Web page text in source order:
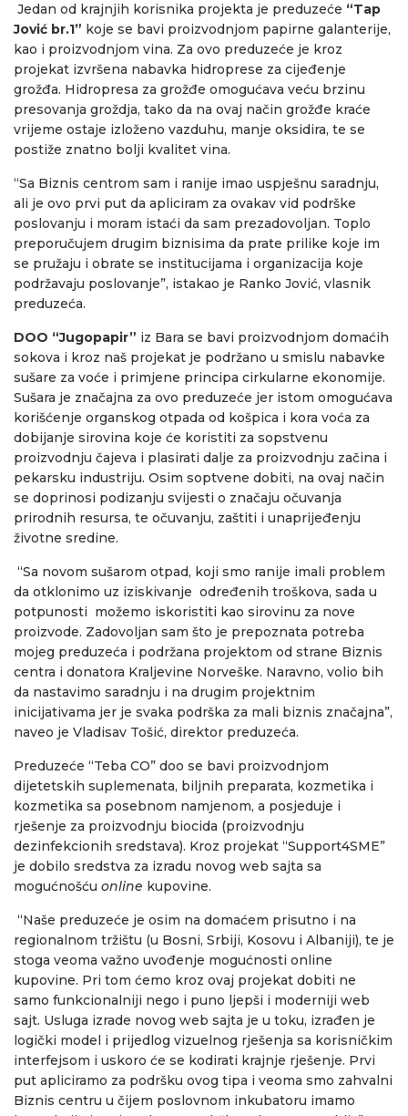
Jedan od krajnjih korisnika projekta je preduzeće “Tap
Jović br.1” koje se bavi proizvodnjom papirne galanterije,
kao i proizvodnjom vina. Za ovo preduzeće je kroz
projekat izvršena nabavka hidroprese za cijeđenje
grožđa. Hidropresa za grožđe omogućava veću brzinu
presovanja groždja, tako da na ovaj način grožđe kraće
vrijeme ostaje izloženo vazduhu, manje oksidira, te se
postiže znatno bolji kvalitet vina.
“Sa Biznis centrom sam i ranije imao uspješnu saradnju,
ali je ovo prvi put da apliciram za ovakav vid podrške
poslovanju i moram istaći da sam prezadovoljan. Toplo
preporučujem drugim biznisima da prate prilike koje im
se pružaju i obrate se institucijama i organizacija koje
podržavaju poslovanje”, istakao je Ranko Jović, vlasnik
preduzeća.
DOO “Jugopapir” iz Bara se bavi proizvodnjom domaćih
sokova i kroz naš projekat je podržano u smislu nabavke
sušare za voće i primjene principa cirkularne ekonomije.
Sušara je značajna za ovo preduzeće jer istom omogućava
korišćenje organskog otpada od košpica i kora voća za
dobijanje sirovina koje će koristiti za sopstvenu
proizvodnju čajeva i plasirati dalje za proizvodnju začina i
pekarsku industriju. Osim soptvene dobiti, na ovaj način
se doprinosi podizanju svijesti o značaju očuvanja
prirodnih resursa, te očuvanju, zaštiti i unaprijeđenju
životne sredine.
“Sa novom sušarom otpad, koji smo ranije imali problem
da otklonimo uz iziskivanje određenih troškova, sada u
potpunosti možemo iskoristiti kao sirovinu za nove
proizvode. Zadovoljan sam što je prepoznata potreba
mojeg preduzeća i podržana projektom od strane Biznis
centra i donatora Kraljevine Norveške. Naravno, volio bih
da nastavimo saradnju i na drugim projektnim
inicijativama jer je svaka podrška za mali biznis značajna”,
naveo je Vladisav Tošić, direktor preduzeća.
Preduzeće “Teba CO” doo se bavi proizvodnjom
dijetetskih suplemenata, biljnih preparata, kozmetika i
kozmetika sa posebnom namjenom, a posjeduje i
rješenje za proizvodnju biocida (proizvodnju
dezinfekcionih sredstava). Kroz projekat “Support4SME”
je dobilo sredstva za izradu novog web sajta sa
mogućnošću online kupovine.
“Naše preduzeće je osim na domaćem prisutno i na
regionalnom tržištu (u Bosni, Srbiji, Kosovu i Albaniji), te je
stoga veoma važno uvođenje mogućnosti online
kupovine. Pri tom ćemo kroz ovaj projekat dobiti ne
samo funkcionalniji nego i puno ljepši i moderniji web
sajt. Usluga izrade novog web sajta je u toku, izrađen je
logički model i prijedlog vizuelnog rješenja sa korisničkim
interfejsom i uskoro će se kodirati krajnje rješenje. Prvi
put apliciramo za podršku ovog tipa i veoma smo zahvalni
Biznis centru u čijem poslovnom inkubatoru imamo